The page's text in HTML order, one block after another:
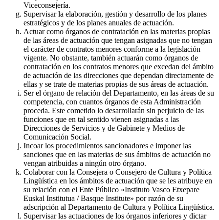
Viceconsejería.
Supervisar la elaboración, gestión y desarrollo de los planes
estratégicos y de los planes anuales de actuación.
Actuar como órganos de contratación en las materias propias
de las áreas de actuación que tengan asignadas que no tengan
el carácter de contratos menores conforme a la legislación
vigente. No obstante, también actuarán como órganos de
contratación en los contratos menores que excedan del ámbito
de actuación de las direcciones que dependan directamente de
ellas y se trate de materias propias de sus áreas de actuación.
Ser el órgano de relación del Departamento, en las áreas de su
competencia, con cuantos órganos de esta Administración
proceda. Este cometido lo desarrollarán sin perjuicio de las
funciones que en tal sentido vienen asignadas a las
Direcciones de Servicios y de Gabinete y Medios de
Comunicación Social.
Incoar los procedimientos sancionadores e imponer las
sanciones que en las materias de sus ámbitos de actuación no
vengan atribuidas a ningún otro órgano.
Colaborar con la Consejera o Consejero de Cultura y Política
Lingüística en los ámbitos de actuación que se les atribuye en
su relación con el Ente Público «Instituto Vasco Etxepare
Euskal Institutua / Basque Institute» por razón de su
adscripción al Departamento de Cultura y Política Lingüística.
Supervisar las actuaciones de los órganos inferiores y dictar